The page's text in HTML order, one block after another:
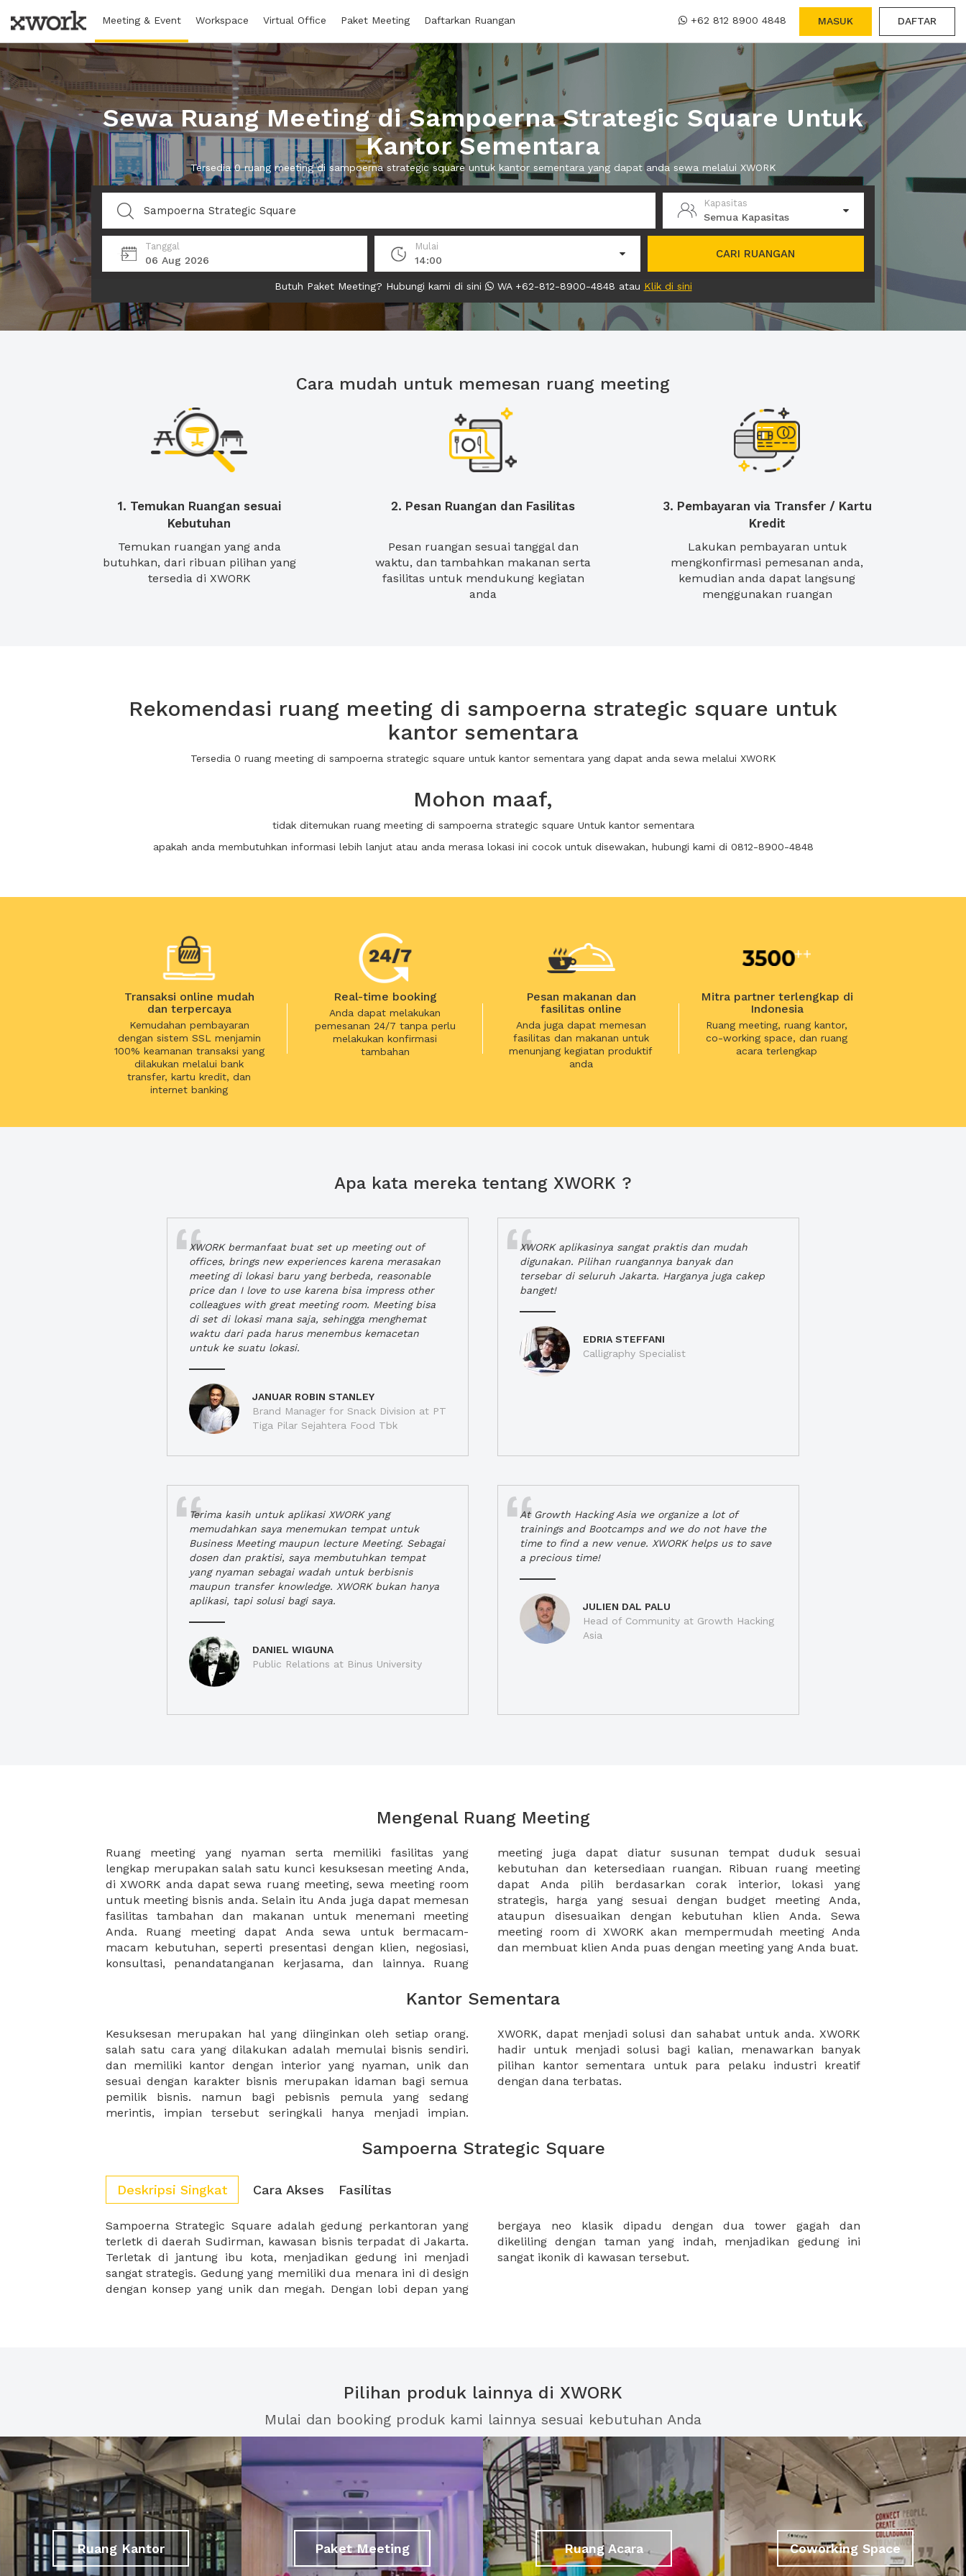
Meeting & Event Workspace Virtual Office Paket Meeting Daftarkan Ruangan +62 812 8900 4848 MASUK DAFTAR
Sewa Ruang Meeting di Sampoerna Strategic Square Untuk
Kantor Sementara
Tersedia 0 ruang meeting di sampoerna strategic square untuk kantor sementara yang dapat anda sewa melalui XWORK
Kapasitas
Semua Kapasitas
Tanggal
06 Aug 2026
Mulai
14:00
CARI RUANGAN
Butuh Paket Meeting? Hubungi kami di sini WA +62-812-8900-4848 atau Klik di sini
Cara mudah untuk memesan ruang meeting
1. Temukan Ruangan sesuai
Kebutuhan
Temukan ruangan yang anda
butuhkan, dari ribuan pilihan yang
tersedia di XWORK
2. Pesan Ruangan dan Fasilitas
Pesan ruangan sesuai tanggal dan
waktu, dan tambahkan makanan serta
fasilitas untuk mendukung kegiatan
anda
3. Pembayaran via Transfer / Kartu
Kredit
Lakukan pembayaran untuk
mengkonfirmasi pemesanan anda,
kemudian anda dapat langsung
menggunakan ruangan
Rekomendasi ruang meeting di sampoerna strategic square untuk
kantor sementara
Tersedia 0 ruang meeting di sampoerna strategic square untuk kantor sementara yang dapat anda sewa melalui XWORK
Mohon maaf,
tidak ditemukan ruang meeting di sampoerna strategic square Untuk kantor sementara
apakah anda membutuhkan informasi lebih lanjut atau anda merasa lokasi ini cocok untuk disewakan, hubungi kami di 0812-8900-4848
Transaksi online mudah
dan terpercaya
Kemudahan pembayaran
dengan sistem SSL menjamin
100% keamanan transaksi yang
dilakukan melalui bank
transfer, kartu kredit, dan
internet banking
Real-time booking
Anda dapat melakukan
pemesanan 24/7 tanpa perlu
melakukan konfirmasi
tambahan
Pesan makanan dan
fasilitas online
Anda juga dapat memesan
fasilitas dan makanan untuk
menunjang kegiatan produktif
anda
Mitra partner terlengkap di
Indonesia
Ruang meeting, ruang kantor,
co-working space, dan ruang
acara terlengkap
Apa kata mereka tentang XWORK ?
XWORK bermanfaat buat set up meeting out of
offices, brings new experiences karena merasakan
meeting di lokasi baru yang berbeda, reasonable
price dan I love to use karena bisa impress other
colleagues with great meeting room. Meeting bisa
di set di lokasi mana saja, sehingga menghemat
waktu dari pada harus menembus kemacetan
untuk ke suatu lokasi.
JANUAR ROBIN STANLEY
Brand Manager for Snack Division at PT
Tiga Pilar Sejahtera Food Tbk
XWORK aplikasinya sangat praktis dan mudah
digunakan. Pilihan ruangannya banyak dan
tersebar di seluruh Jakarta. Harganya juga cakep
banget!
EDRIA STEFFANI
Calligraphy Specialist
Terima kasih untuk aplikasi XWORK yang
memudahkan saya menemukan tempat untuk
Business Meeting maupun lecture Meeting. Sebagai
dosen dan praktisi, saya membutuhkan tempat
yang nyaman sebagai wadah untuk berbisnis
maupun transfer knowledge. XWORK bukan hanya
aplikasi, tapi solusi bagi saya.
DANIEL WIGUNA
Public Relations at Binus University
At Growth Hacking Asia we organize a lot of
trainings and Bootcamps and we do not have the
time to find a new venue. XWORK helps us to save
a precious time!
JULIEN DAL PALU
Head of Community at Growth Hacking
Asia
Mengenal Ruang Meeting
Ruang meeting yang nyaman serta memiliki fasilitas yang
lengkap merupakan salah satu kunci kesuksesan meeting Anda,
di XWORK anda dapat sewa ruang meeting, sewa meeting room
untuk meeting bisnis anda. Selain itu Anda juga dapat memesan
fasilitas tambahan dan makanan untuk menemani meeting
Anda. Ruang meeting dapat Anda sewa untuk bermacam-
macam kebutuhan, seperti presentasi dengan klien, negosiasi,
konsultasi, penandatanganan kerjasama, dan lainnya. Ruang
meeting juga dapat diatur susunan tempat duduk sesuai
kebutuhan dan ketersediaan ruangan. Ribuan ruang meeting
dapat Anda pilih berdasarkan corak interior, lokasi yang
strategis, harga yang sesuai dengan budget meeting Anda,
ataupun disesuaikan dengan kebutuhan klien Anda. Sewa
meeting room di XWORK akan mempermudah meeting Anda
dan membuat klien Anda puas dengan meeting yang Anda buat.
Kantor Sementara
Kesuksesan merupakan hal yang diinginkan oleh setiap orang.
salah satu cara yang dilakukan adalah memulai bisnis sendiri.
dan memiliki kantor dengan interior yang nyaman, unik dan
sesuai dengan karakter bisnis merupakan idaman bagi semua
pemilik bisnis. namun bagi pebisnis pemula yang sedang
merintis, impian tersebut seringkali hanya menjadi impian.
XWORK, dapat menjadi solusi dan sahabat untuk anda. XWORK
hadir untuk menjadi solusi bagi kalian, menawarkan banyak
pilihan kantor sementara untuk para pelaku industri kreatif
dengan dana terbatas.
Sampoerna Strategic Square
Deskripsi Singkat Cara Akses Fasilitas
Sampoerna Strategic Square adalah gedung perkantoran yang
terletk di daerah Sudirman, kawasan bisnis terpadat di Jakarta.
Terletak di jantung ibu kota, menjadikan gedung ini menjadi
sangat strategis. Gedung yang memiliki dua menara ini di design
dengan konsep yang unik dan megah. Dengan lobi depan yang
bergaya neo klasik dipadu dengan dua tower gagah dan
dikeliling dengan taman yang indah, menjadikan gedung ini
sangat ikonik di kawasan tersebut.
Pilihan produk lainnya di XWORK
Mulai dan booking produk kami lainnya sesuai kebutuhan Anda
Ruang Kantor Paket Meeting Ruang Acara Coworking Space